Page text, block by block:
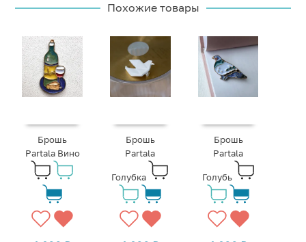
Похожие товары
Брошь
Partala Вино
Брошь
Partala
Голубка
Брошь
Partala
Голубь